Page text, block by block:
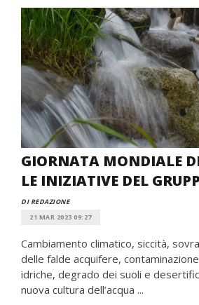
GIORNATA MONDIALE
LE INIZIATIVE DEL
DI REDAZIONE
21 MAR 2023 09:27
Cambiamento climatico, siccità,
delle falde acquifere,
idriche, degrado dei suoli e
nuova cultura dell’acqua ...